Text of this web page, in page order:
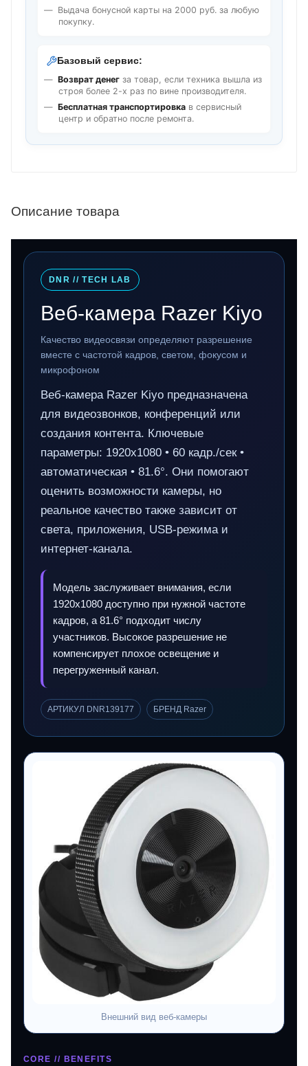
Выдача бонусной карты на 2000 руб. за любую
покупку.
Базовый сервис:
Возврат денег за товар, если техника вышла из
строя более 2-х раз по вине производителя.
Бесплатная транспортировка в сервисный
центр и обратно после ремонта.
Описание товара
DNR // TECH LAB
Веб-камера Razer Kiyo
Качество видеосвязи определяют разрешение
вместе с частотой кадров, светом, фокусом и
микрофоном
Веб-камера Razer Kiyo предназначена
для видеозвонков, конференций или
создания контента. Ключевые
параметры: 1920x1080 • 60 кадр./сек •
автоматическая • 81.6°. Они помогают
оценить возможности камеры, но
реальное качество также зависит от
света, приложения, USB‑режима и
интернет‑канала.
Модель заслуживает внимания, если
1920x1080 доступно при нужной частоте
кадров, а 81.6° подходит числу
участников. Высокое разрешение не
компенсирует плохое освещение и
перегруженный канал.
АРТИКУЛ DNR139177 БРЕНД Razer
Внешний вид веб‑камеры
CORE // BENEFITS